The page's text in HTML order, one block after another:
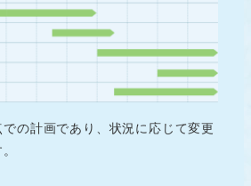
の計画であり、状況に応じて変更